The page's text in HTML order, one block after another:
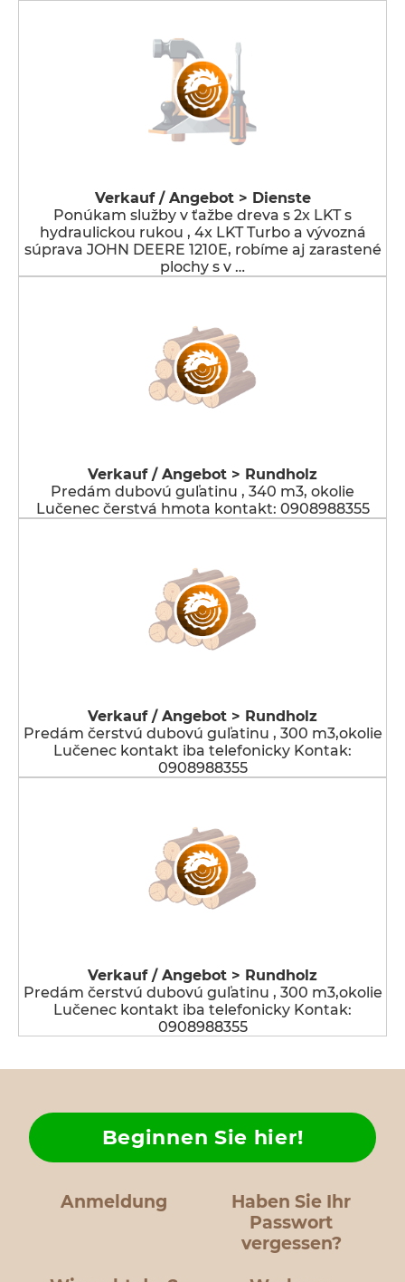
Verkauf / Angebot > Dienste
Ponúkam služby v ťažbe dreva s 2x LKT s
hydraulickou rukou , 4x LKT Turbo a vývozná
súprava JOHN DEERE 1210E, robíme aj zarastené
plochy s v …
Verkauf / Angebot > Rundholz
Predám dubovú guľatinu , 340 m3, okolie
Lučenec čerstvá hmota kontakt: 0908988355
Verkauf / Angebot > Rundholz
Predám čerstvú dubovú guľatinu , 300 m3,okolie
Lučenec kontakt iba telefonicky Kontak:
0908988355
Verkauf / Angebot > Rundholz
Predám čerstvú dubovú guľatinu , 300 m3,okolie
Lučenec kontakt iba telefonicky Kontak:
0908988355
Anmeldung
Haben Sie Ihr
Passwort
vergessen?
Beginnen Sie hier!